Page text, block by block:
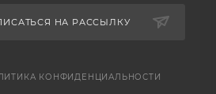
НА РАССЫЛКУ
КОНФИДЕНЦИАЛЬНОСТИ